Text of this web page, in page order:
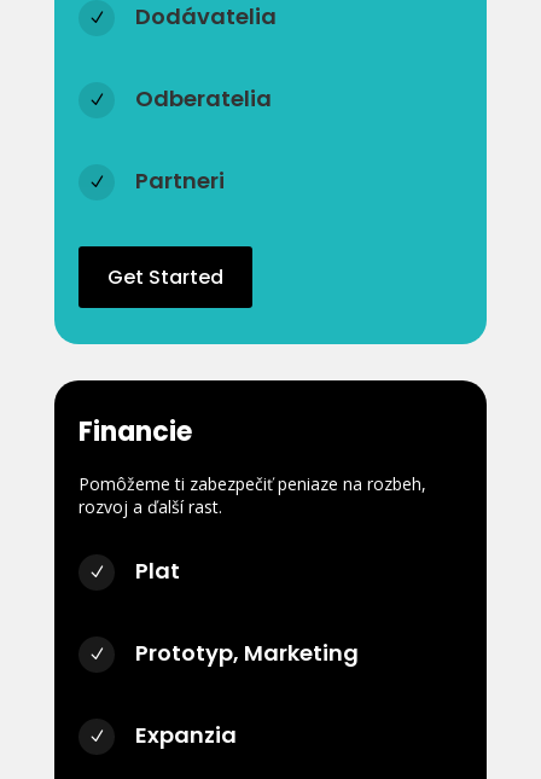
N Dodávatelia
N Odberatelia
N Partneri
Get Started
Financie
Pomôžeme ti zabezpečiť peniaze na rozbeh,
rozvoj a ďalší rast.
N Plat
N Prototyp, Marketing
N Expanzia